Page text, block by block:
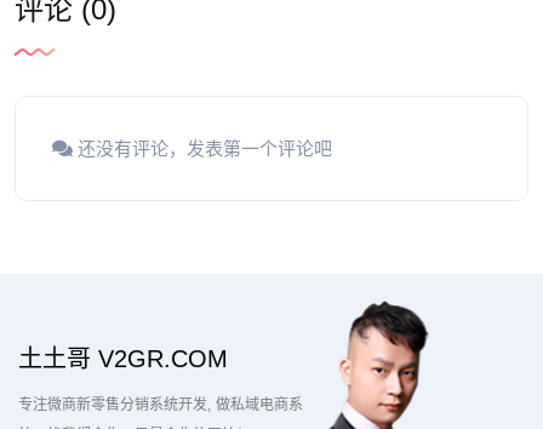
评论 (0)
还没有评论，发表第一个评论吧
土土哥 V2GR.COM
专注微商新零售分销系统开发 做私域电商系